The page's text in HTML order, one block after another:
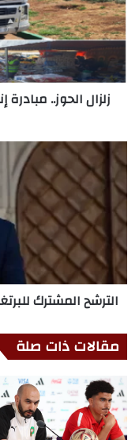
زلزال الحوز..
الترشح المشترك
مقالات ذات صلة